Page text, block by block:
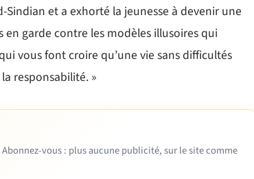
et a exhorté la jeunesse à devenir une
garde contre les modèles illusoires qui
vous font croire qu’une vie sans difficultés
responsabilité. »
vous : plus aucune publicité, sur le site comme